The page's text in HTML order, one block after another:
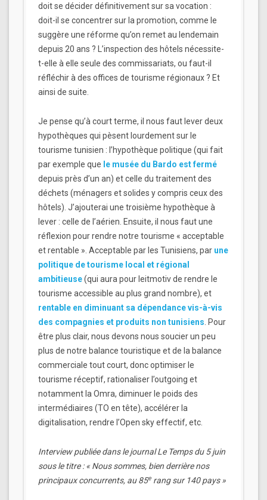
doit se décider définitivement sur sa vocation :
doit-il se concentrer sur la promotion, comme le
suggère une réforme qu’on remet au lendemain
depuis 20 ans ? L’inspection des hôtels nécessite-
t-elle à elle seule des commissariats, ou faut-il
réfléchir à des offices de tourisme régionaux ? Et
ainsi de suite.
Je pense qu’à court terme, il nous faut lever deux
hypothèques qui pèsent lourdement sur le
tourisme tunisien : l’hypothèque politique (qui fait
par exemple que le musée du Bardo est fermé
depuis près d’un an) et celle du traitement des
déchets (ménagers et solides y compris ceux des
hôtels). J’ajouterai une troisième hypothèque à
lever : celle de l’aérien. Ensuite, il nous faut une
réflexion pour rendre notre tourisme « acceptable
et rentable ». Acceptable par les Tunisiens, par une
politique de tourisme local et régional
ambitieuse(qui aura pour leitmotiv de rendre le
tourisme accessible au plus grand nombre), et
rentable en diminuant sa dépendance vis-à-vis
des compagnies et produits non tunisiens . Pour
être plus clair, nous devons nous soucier un peu
plus de notre balance touristique et de la balance
commerciale tout court, donc optimiser le
tourisme réceptif, rationaliser l’outgoing et
notamment la Omra, diminuer le poids des
intermédiaires (TO en tête), accélérer la
digitalisation, rendre l’Open sky effectif, etc.
Interview publiée dans le journal Le Temps du 5 juin
sous le titre : « Nous sommes, bien derrière nos
principaux concurrents, au 85e rang sur 140 pays »